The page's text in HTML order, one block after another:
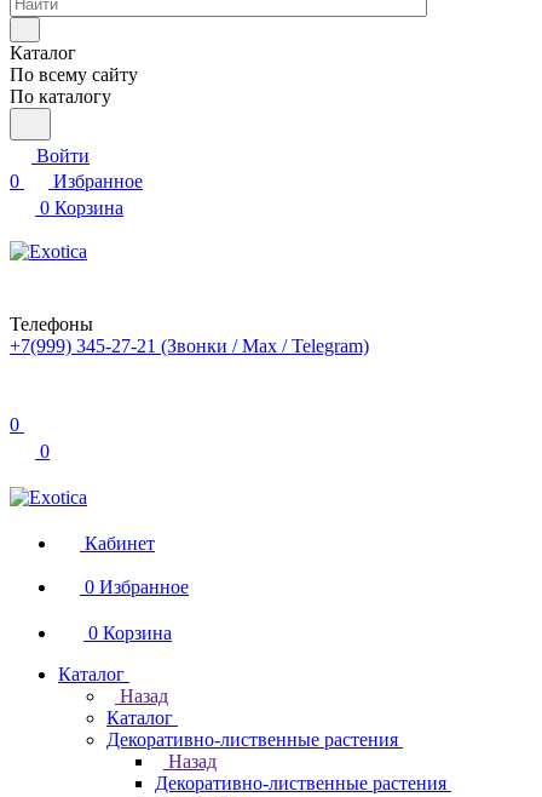
Каталог
По всему сайту
По каталогу
Войти
0
Избранное
0 Корзина
Телефоны
+7(999) 345-27-21 (Звонки / Max / Telegram)
0
0
Кабинет
0 Избранное
0 Корзина
Каталог
Назад
Каталог
Декоративно-лиственные растения
Назад
Декоративно-лиственные растения